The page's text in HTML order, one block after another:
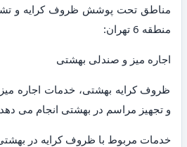
مناطق تحت پوشش ظروف کرایه و
منطقه 6 تهران:
اجاره میز و صندلی بهشتی
ظروف کرایه بهشتی، خدمات اجاره
و تجهیز مراسم در بهشتی انجام می
خدمات مربوط با ظروف کرایه در